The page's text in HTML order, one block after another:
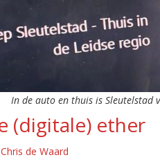
In de auto en thuis is Sleutelstad
(digitale) ether
Chris de Waard